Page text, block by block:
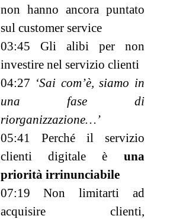
non hanno ancora puntato
sul customer service
03:45 Gli alibi per non
investire nel servizio clienti
04:27 ‘Sai com’è, siamo in
una fase di
riorganizzazione…’
05:41 Perché il servizio
clienti digitale è una
priorità irrinunciabile
07:19 Non limitarti ad
acquisire clienti,